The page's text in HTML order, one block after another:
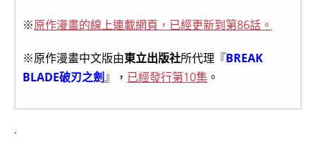
※原作漫畫的線上連載網頁，已經更新到第86話。
※原作漫畫中文版由東立出版社所代理『BREAK
BLADE破刃之劍』， 已經發行第10集 。
.